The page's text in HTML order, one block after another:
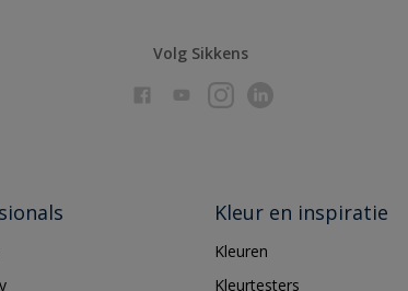
Volg Sikkens
Kleur en inspiratie
Kleuren
Kleurtesters